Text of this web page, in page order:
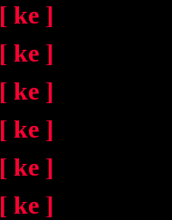
[ ke ]
[ ke ]
[ ke ]
[ ke ]
[ ke ]
[ ke ]